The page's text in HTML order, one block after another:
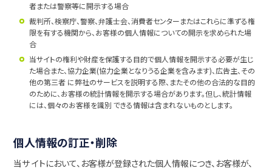
者または警察等に開示する場合
裁判所、検察庁、警察、弁護士会、消費者センターまたはこれらに準ずる権
限を有する機関から、お客様の個人情報についての開示を求められた場
合
当サイトの権利や財産を保護する目的で個人情報を開示する必要が生じ
た場合また、協力企業(協力企業となりうる企業を含みます)、広告主、その
他の第三者 に弊社のサービスを説明する際、またその他の合法的な目的
のために、お客様の統計情報を開示する場合があります。但し、統計情報
には、個々のお客様を識別 できる情報は含まれないものとします。
個人情報の訂正・削除
当サ イトにおいて、お客様が登録された個人情報につき、お客様が、